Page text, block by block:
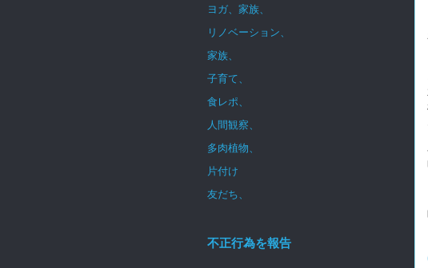
ヨガ、家族、
リノベーション、
家族、
子育て、
食レポ、
人間観察、
多肉植物、
片付け
友だち、
不正行為を報告